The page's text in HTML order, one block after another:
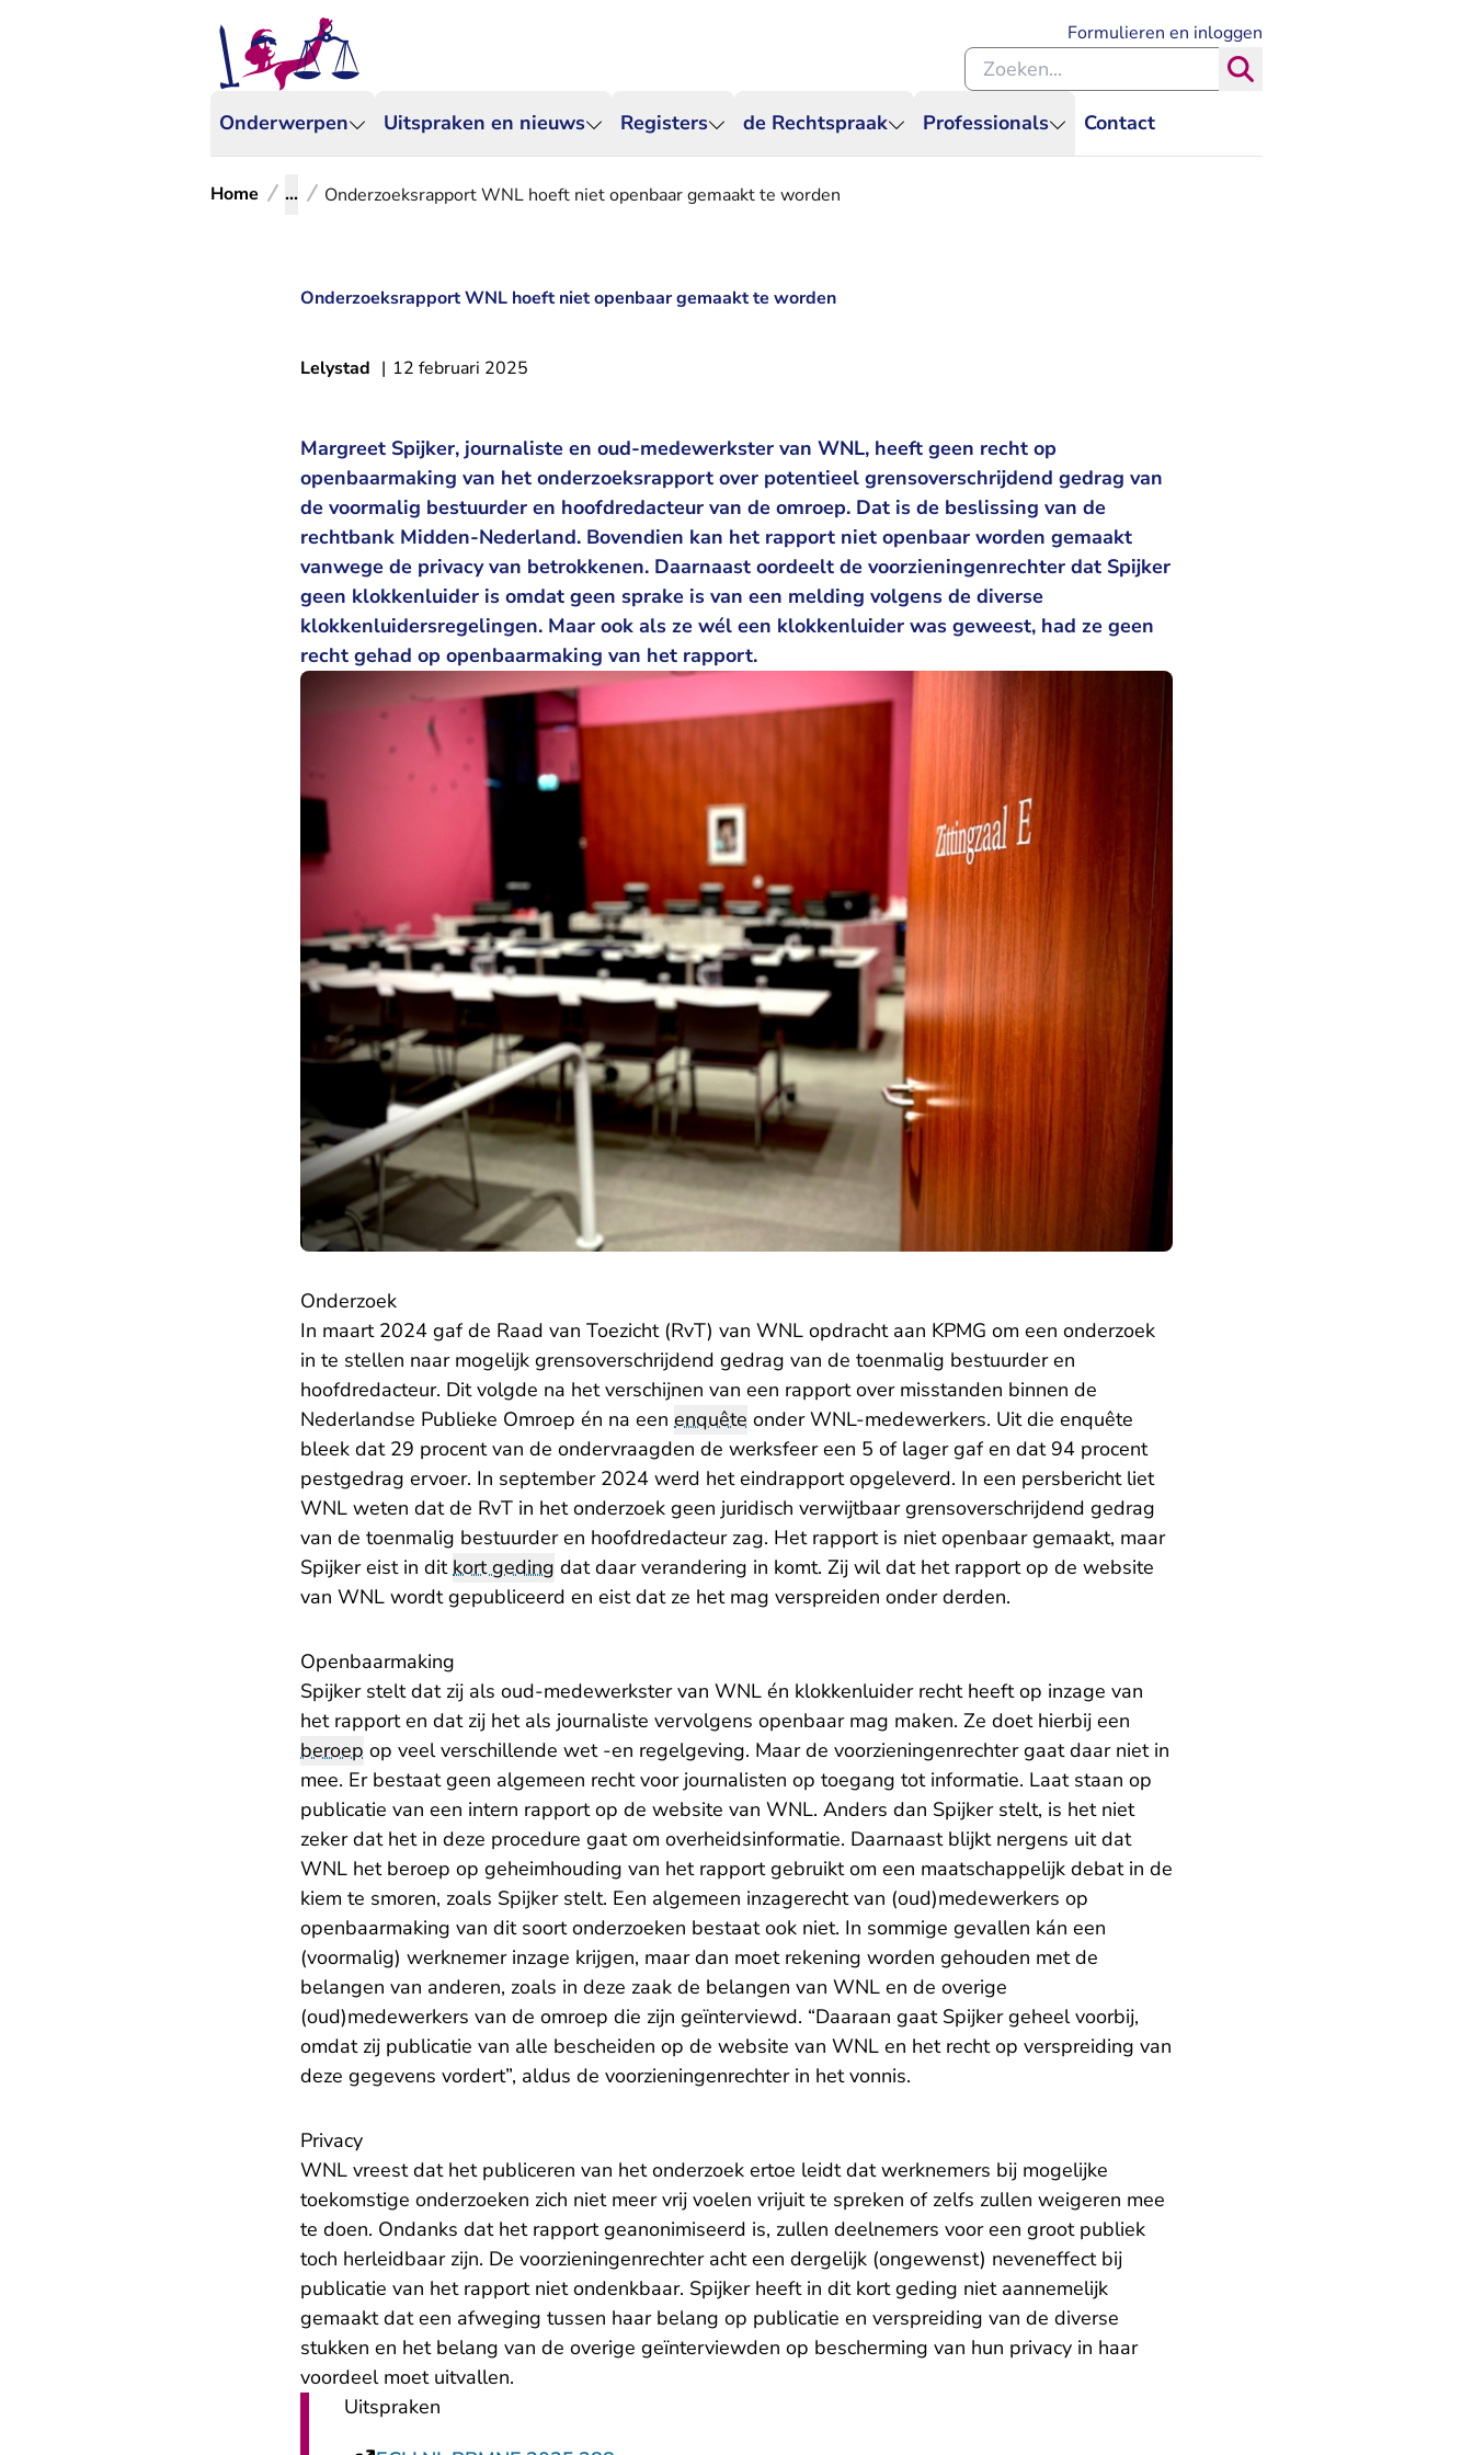
Onderwerpen Uitspraken en nieuws Registers de Rechtspraak Professionals Contact
Formulieren en inloggen
Zoeken binnen de Rechtspraak
Home ... Onderzoeksrapport WNL hoeft niet openbaar gemaakt te worden
Onderzoeksrapport WNL hoeft niet openbaar gemaakt te worden
Lelystad | 12 februari 2025
Margreet Spijker, journaliste en oud-medewerkster van WNL, heeft geen recht op
openbaarmaking van het onderzoeksrapport over potentieel grensoverschrijdend gedrag van
de voormalig bestuurder en hoofdredacteur van de omroep. Dat is de beslissing van de
rechtbank Midden-Nederland. Bovendien kan het rapport niet openbaar worden gemaakt
vanwege de privacy van betrokkenen. Daarnaast oordeelt de voorzieningenrechter dat Spijker
geen klokkenluider is omdat geen sprake is van een melding volgens de diverse
klokkenluidersregelingen. Maar ook als ze wél een klokkenluider was geweest, had ze geen
recht gehad op openbaarmaking van het rapport.
Onderzoek
In maart 2024 gaf de Raad van Toezicht (RvT) van WNL opdracht aan KPMG om een onderzoek
in te stellen naar mogelijk grensoverschrijdend gedrag van de toenmalig bestuurder en
hoofdredacteur. Dit volgde na het verschijnen van een rapport over misstanden binnen de
Nederlandse Publieke Omroep én na een enquête onder WNL-medewerkers. Uit die enquête
bleek dat 29 procent van de ondervraagden de werksfeer een 5 of lager gaf en dat 94 procent
pestgedrag ervoer. In september 2024 werd het eindrapport opgeleverd. In een persbericht liet
WNL weten dat de RvT in het onderzoek geen juridisch verwijtbaar grensoverschrijdend gedrag
van de toenmalig bestuurder en hoofdredacteur zag. Het rapport is niet openbaar gemaakt, maar
Spijker eist in ditkort geding dat daar verandering in komt. Zij wil dat het rapport op de website
van WNL wordt gepubliceerd en eist dat ze het mag verspreiden onder derden.
Openbaarmaking
Spijker stelt dat zij als oud-medewerkster van WNL én klokkenluider recht heeft op inzage van
het rapport en dat zij het als journaliste vervolgens openbaar mag maken. Ze doet hierbij een
beroep op veel verschillende wet -en regelgeving. Maar de voorzieningenrechter gaat daar niet in
mee. Er bestaat geen algemeen recht voor journalisten op toegang tot informatie. Laat staan op
publicatie van een intern rapport op de website van WNL. Anders dan Spijker stelt, is het niet
zeker dat het in deze procedure gaat om overheidsinformatie. Daarnaast blijkt nergens uit dat
WNL het beroep op geheimhouding van het rapport gebruikt om een maatschappelijk debat in de
kiem te smoren, zoals Spijker stelt. Een algemeen inzagerecht van (oud)medewerkers op
openbaarmaking van dit soort onderzoeken bestaat ook niet. In sommige gevallen kán een
(voormalig) werknemer inzage krijgen, maar dan moet rekening worden gehouden met de
belangen van anderen, zoals in deze zaak de belangen van WNL en de overige
(oud)medewerkers van de omroep die zijn geïnterviewd. “Daaraan gaat Spijker geheel voorbij,
omdat zij publicatie van alle bescheiden op de website van WNL en het recht op verspreiding van
deze gegevens vordert”, aldus de voorzieningenrechter in het vonnis.
Privacy
WNL vreest dat het publiceren van het onderzoek ertoe leidt dat werknemers bij mogelijke
toekomstige onderzoeken zich niet meer vrij voelen vrijuit te spreken of zelfs zullen weigeren mee
te doen. Ondanks dat het rapport geanonimiseerd is, zullen deelnemers voor een groot publiek
toch herleidbaar zijn. De voorzieningenrechter acht een dergelijk (ongewenst) neveneffect bij
publicatie van het rapport niet ondenkbaar. Spijker heeft in dit kort geding niet aannemelijk
gemaakt dat een afweging tussen haar belang op publicatie en verspreiding van de diverse
stukken en het belang van de overige geïnterviewden op bescherming van hun privacy in haar
voordeel moet uitvallen.
Uitspraken